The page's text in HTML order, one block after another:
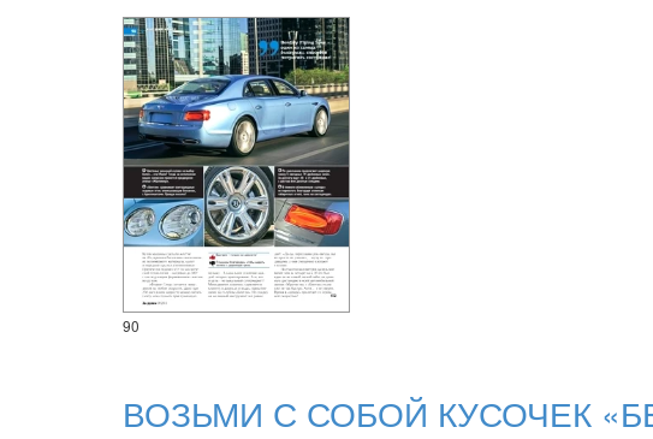
90
ВОЗЬМИ С СОБОЙ КУСОЧЕК